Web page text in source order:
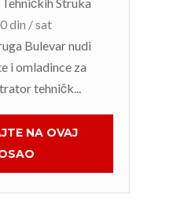
0 din / sat
Bulevar nudi
i omladince za
tehničk...
NA OVAJ